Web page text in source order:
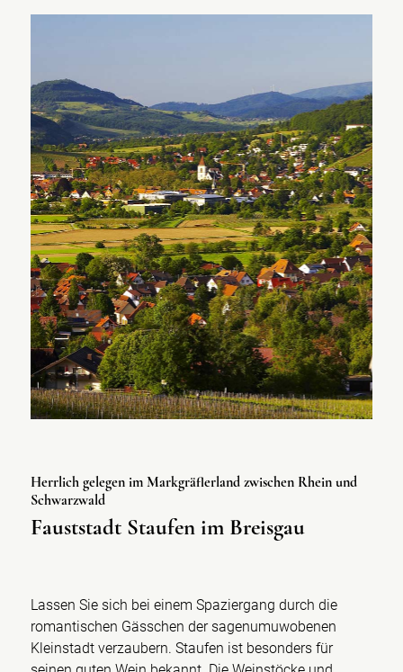
Herrlich gelegen im Markgräflerland zwischen Rhein und
Schwarzwald
Fauststadt Staufen im Breisgau
Lassen Sie sich bei einem Spaziergang durch die
romantischen Gässchen der sagenumuwobenen
Kleinstadt verzaubern. Staufen ist besonders für